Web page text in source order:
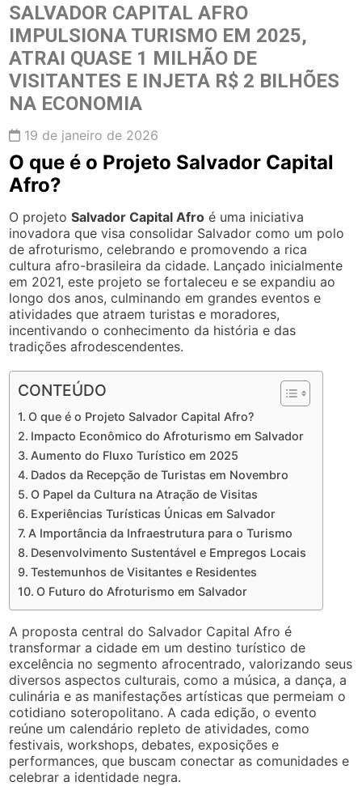
SALVADOR CAPITAL AFRO
IMPULSIONA TURISMO EM 2025,
ATRAI QUASE 1 MILHÃO DE
VISITANTES E INJETA R$ 2 BILHÕES
NA ECONOMIA
19 de janeiro de 2026
O que é o Projeto Salvador Capital
Afro?
O projetoSalvador Capital Afro é uma iniciativa
inovadora que visa consolidar Salvador como um polo
de afroturismo, celebrando e promovendo a rica
cultura afro-brasileira da cidade. Lançado inicialmente
em 2021, este projeto se fortaleceu e se expandiu ao
longo dos anos, culminando em grandes eventos e
atividades que atraem turistas e moradores,
incentivando o conhecimento da história e das
tradições afrodescendentes.
CONTEÚDO
O que é o Projeto Salvador Capital Afro?
Impacto Econômico do Afroturismo em Salvador
Aumento do Fluxo Turístico em 2025
Dados da Recepção de Turistas em Novembro
O Papel da Cultura na Atração de Visitas
Experiências Turísticas Únicas em Salvador
A Importância da Infraestrutura para o Turismo
Desenvolvimento Sustentável e Empregos Locais
Testemunhos de Visitantes e Residentes
O Futuro do Afroturismo em Salvador
A proposta central do Salvador Capital Afro é
transformar a cidade em um destino turístico de
excelência no segmento afrocentrado, valorizando seus
diversos aspectos culturais, como a música, a dança, a
culinária e as manifestações artísticas que permeiam o
cotidiano soteropolitano. A cada edição, o evento
reúne um calendário repleto de atividades, como
festivais, workshops, debates, exposições e
performances, que buscam conectar as comunidades e
celebrar a identidade negra.